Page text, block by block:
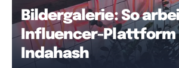
Bildergalerie: So
Influencer-Plattform
Indahash